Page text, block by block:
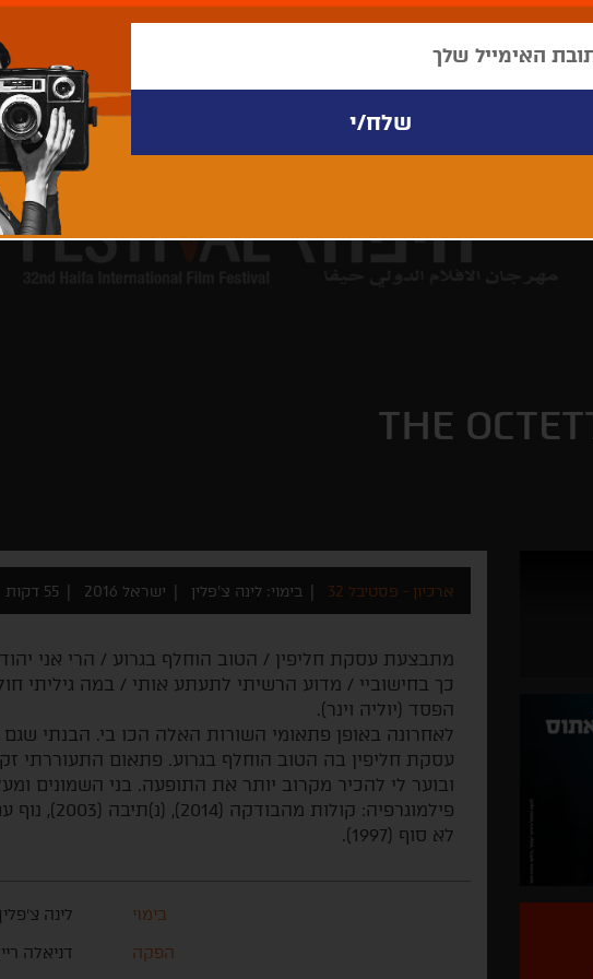
THE
ארכיון - פסטיבל 32 בימוי: לינה צ'פלין ישראל 2016 55 דקות
מתבצעת עסקת חליפין / הטוב הוחלף בגרוע / הרי אני
כך בחישוביי / מדוע הרשיתי לתעתע אותי / במה גיליתי
הפסד (יוליה וינר).
לאחרונה באופן פתאומי השורות האלה הכו בי. הבנתי
עסקת חליפין בה הטוב הוחלף בגרוע. פתאום התעוררתי
ובוער לי להכיר מקרוב יותר את התופעה. בני השמונים
לא סוף (1997).
בימוי
לינה צ'פלין
הפקה
דניאלה